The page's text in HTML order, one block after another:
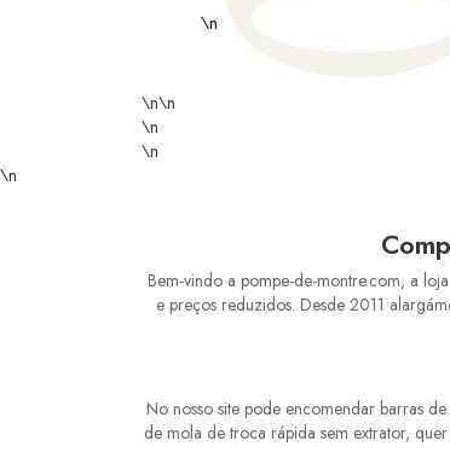
\n
\n
\n
\n
\n
\n
Bem-vindo a pompe-de-montre.com, a
e preços reduzidos. Desde 2011
No nosso site pode encomendar barras
de mola de troca rápida sem extrator,